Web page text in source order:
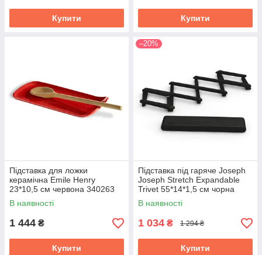
Купити Купити
Підставка для ложки
керамічна Emile Henry
23*10,5 см червона 340263
В наявності
1 444 ₴
Купити
–20%
Підставка під гаряче Joseph
Joseph Stretch Expandable
Trivet 55*14*1,5 см чорна
70033
В наявності
1 034 ₴ 1 294 ₴
Купити